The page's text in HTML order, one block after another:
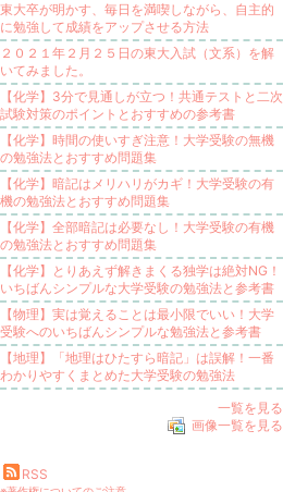
東大卒が明かす、毎日を満喫しながら、自主的
に勉強して成績をアップさせる方法
２０２１年２月２５日の東大入試（文系）を解
いてみました。
【化学】3分で見通しが立つ！共通テストと二次
試験対策のポイントとおすすめの参考書
【化学】時間の使いすぎ注意！大学受験の無機
の勉強法とおすすめ問題集
【化学】暗記はメリハリがカギ！大学受験の有
機の勉強法とおすすめ問題集
【化学】全部暗記は必要なし！大学受験の有機
の勉強法とおすすめ問題集
【化学】とりあえず解きまくる独学は絶対NG！
いちばんシンプルな大学受験の勉強法と参考書
【物理】実は覚えることは最小限でいい！大学
受験へのいちばんシンプルな勉強法と参考書
【地理】「地理はひたすら暗記」は誤解！一番
わかりやすくまとめた大学受験の勉強法
一覧を見る
画像一覧を見る
RSS